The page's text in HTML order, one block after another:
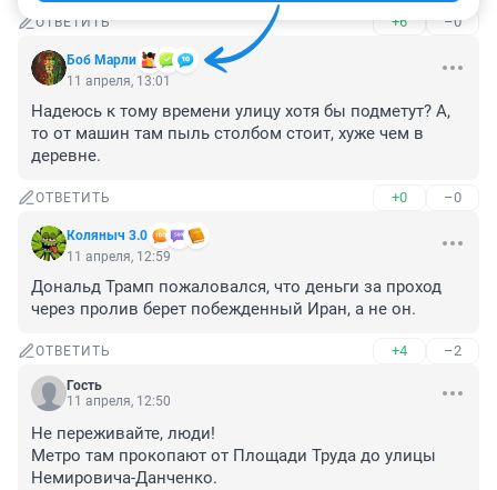
ОТВЕТИТЬ +6 –0
Боб Марли
11 апреля, 13:01
Надеюсь к тому времени улицу хотя бы подметут? А,
то от машин там пыль столбом стоит, хуже чем в
деревне.
ОТВЕТИТЬ +0 –0
Коляныч 3.0
11 апреля, 12:59
Дональд Трамп пожаловался, что деньги за проход
через пролив берет побежденный Иран, а не он.
ОТВЕТИТЬ +4 –2
Гость
11 апреля, 12:50
Не переживайте, люди!
Метро там прокопают от Площади Труда до улицы
Немировича-Данченко.